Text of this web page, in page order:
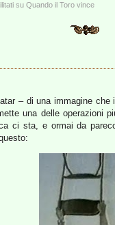
su Quando il Toro vince
– di una immagine
una delle operazioni
ci sta, e ormai da